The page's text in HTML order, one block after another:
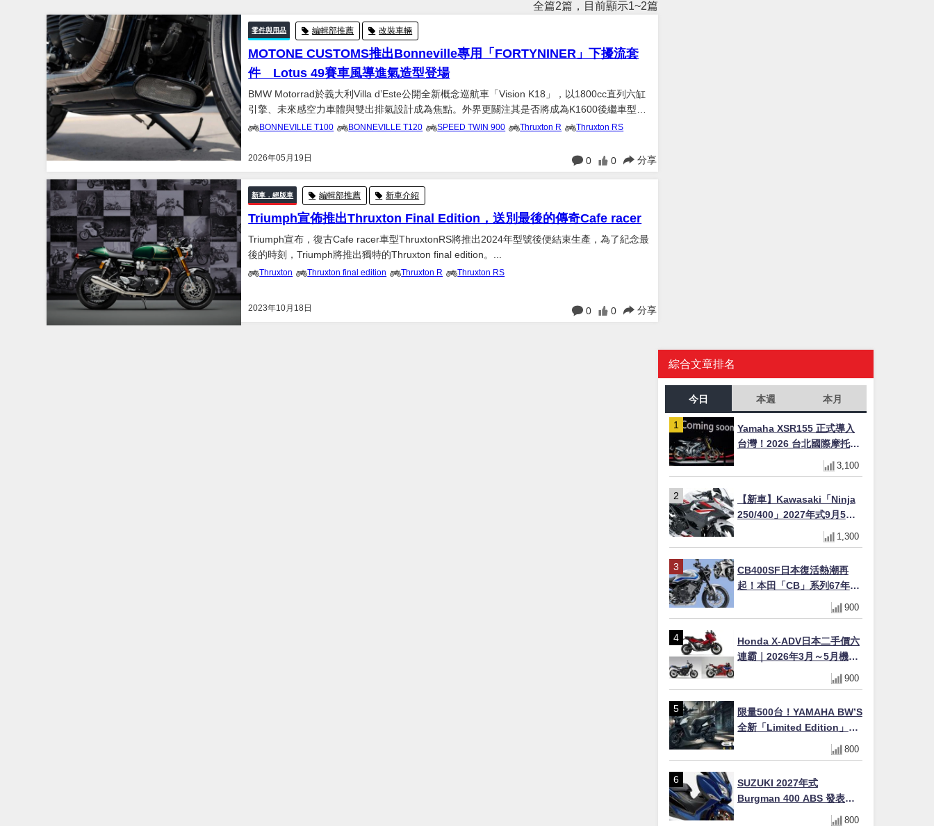
全篇2篇，目前顯示1~2篇
零件與用品 編輯部推薦 改裝車輛
MOTONE CUSTOMS推出Bonneville專用「FORTYNINER」下擾流套
件 Lotus 49賽車風導進氣造型登場
2026年05月19日
BMW Motorrad於義大利Villa d’Este公開全新概念巡航車「Vision K18」，以1800cc直列六缸
引擎、未來感空力車體與雙出排氣設計成為焦點。外界更關注其是否將成為K1600後繼車型，
BMW豪華巡航旗艦未來發展備受期待。...
BONNEVILLE T100 BONNEVILLE T120 SPEED TWIN 900 Thruxton R Thruxton RS
0 0 分享
新車．絕版車 編輯部推薦 新車介紹
Triumph宣佈推出Thruxton Final Edition，送別最後的傳奇Cafe racer
2023年10月18日
Triumph宣布，復古Cafe racer車型ThruxtonRS將推出2024年型號後便結束生產，為了紀念最
後的時刻，Triumph將推出獨特的Thruxton final edition。...
Thruxton Thruxton final edition Thruxton R Thruxton RS
0 0 分享
綜合文章排名
今日 本週 本月
Yamaha XSR155 正式導入
台灣！2026 台北國際摩托車
展亮相，70 週年紀念版
YZF-R 系列限量追加販售
3,100
【新車】Kawasaki「Ninja
250/400」2027年式9月5日
日本發售！新塗裝登場×價格
不變×輔助滑動式離合器
1,300
CB400SF日本復活熱潮再
起！本田「CB」系列67年傳
奇解密 與CBR差異一次搞懂
900
Honda X-ADV日本二手價六
連霸｜2026年3月～5月機車
轉售排行榜 CBR1000RR-R
FIREBLADE SP首度躋身前
900
限量500台！YAMAHA BW’S
全新「Limited Edition」都
市探索限定色 GOOPiMADE
聯名包同步登場
800
SUZUKI 2027年式
Burgman 400 ABS 發表！
8/18日本上市、支援E10汽油
800